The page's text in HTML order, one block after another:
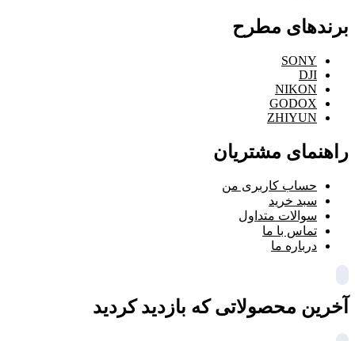
برندهای مطرح
SONY
DJI
NIKON
GODOX
ZHIYUN
راهنمای مشتریان
حساب کاربری من
سبد خرید
سوالات متداول
تماس با ما
درباره ما
آخرین محصولاتی که بازدید کردید